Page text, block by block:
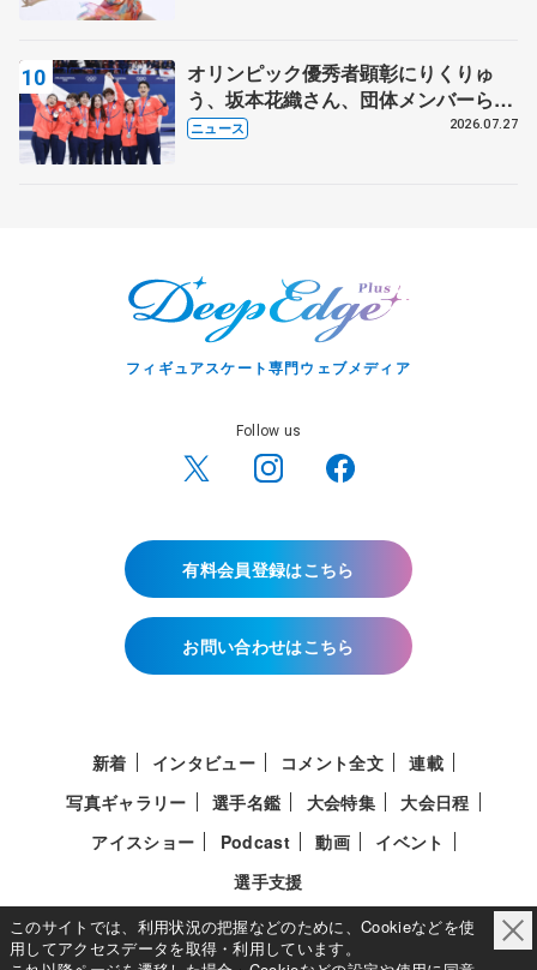
オリンピック優秀者顕彰にりくりゅ
う、坂本花織さん、団体メンバーら
8月7日に文科省が表彰式、ブルーノ・
ニュース 2026.07.27
フィギュアスケート専門ウェブメディア
Follow us
有料会員登録はこちら
お問い合わせはこちら
新着 インタビュー コメント全文
連載
写真ギャラリー
選手名鑑 大会特集
大会日程
アイスショー
Podcast 動画
イベント
選手支援
このサイトでは、利用状況の把握などのために、Cookieなどを使
用してアクセスデータを取得・利用しています。